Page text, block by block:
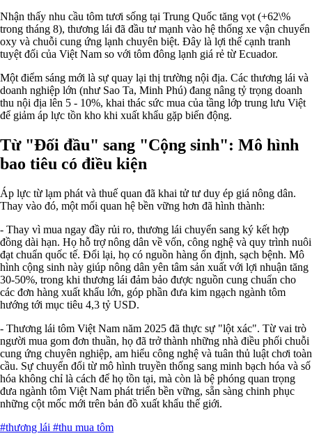
Nhận thấy nhu cầu tôm tươi sống tại Trung Quốc tăng vọt (+62\%
trong tháng 8), thương lái đã đầu tư mạnh vào hệ thống xe vận chuyển
oxy và chuỗi cung ứng lạnh chuyên biệt. Đây là lợi thế cạnh tranh
tuyệt đối của Việt Nam so với tôm đông lạnh giá rẻ từ Ecuador.
Một điểm sáng mới là sự quay lại thị trường nội địa. Các thương lái và
doanh nghiệp lớn (như Sao Ta, Minh Phú) đang nâng tỷ trọng doanh
thu nội địa lên 5 - 10%, khai thác sức mua của tầng lớp trung lưu Việt
để giảm áp lực tồn kho khi xuất khẩu gặp biến động.
Từ "Đối đầu" sang "Cộng sinh": Mô hình
bao tiêu có điều kiện
Áp lực từ lạm phát và thuế quan đã khai tử tư duy ép giá nông dân.
Thay vào đó, một mối quan hệ bền vững hơn đã hình thành:
- Thay vì mua ngay đầy rủi ro, thương lái chuyển sang ký kết hợp
đồng dài hạn. Họ hỗ trợ nông dân về vốn, công nghệ và quy trình nuôi
đạt chuẩn quốc tế. Đổi lại, họ có nguồn hàng ổn định, sạch bệnh. Mô
hình cộng sinh này giúp nông dân yên tâm sản xuất với lợi nhuận tăng
30-50%, trong khi thương lái đảm bảo được nguồn cung chuẩn cho
các đơn hàng xuất khẩu lớn, góp phần đưa kim ngạch ngành tôm
hướng tới mục tiêu 4,3 tỷ USD.
- Thương lái tôm Việt Nam năm 2025 đã thực sự "lột xác". Từ vai trò
người mua gom đơn thuần, họ đã trở thành những nhà điều phối chuỗi
cung ứng chuyên nghiệp, am hiểu công nghệ và tuân thủ luật chơi toàn
cầu. Sự chuyển đổi từ mô hình truyền thống sang minh bạch hóa và số
hóa không chỉ là cách để họ tồn tại, mà còn là bệ phóng quan trọng
đưa ngành tôm Việt Nam phát triển bền vững, sẵn sàng chinh phục
những cột mốc mới trên bản đồ xuất khẩu thế giới.
#thương lái #thu mua tôm